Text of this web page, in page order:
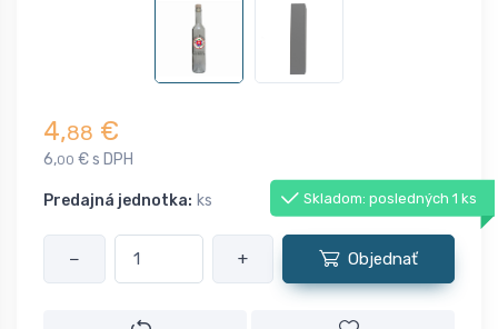
4,88 €
6,00 € s DPH
Predajná jednotka: ks Skladom: posledných 1 ks
− + Objednať